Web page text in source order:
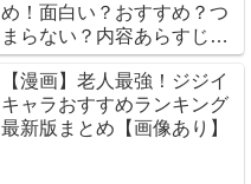
め！面白い？おすすめ？つ
まらない？内容あらすじレ
ビュー【サカモトデイズ】
【漫画】老人最強！ジジイ
キャラおすすめランキング
最新版まとめ【画像あり】